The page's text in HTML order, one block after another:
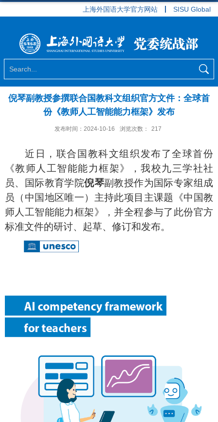
上海外国语大学官方网站 SISU Global
倪琴副教授参撰联合国教科文组织官方文件：全球首
份《教师人工智能能力框架》发布
发布时间：2024-10-16 浏览次数： 217
近日，联合国教科文组织发布了全球首份
《教师人工智能能力框架》，我校九三学社社
员、 国际教育学院倪琴副教授作为国际专家组成
员（中国地区唯一）主持此项目主课题《中国教
师人工智能能力框架》，并全程参与了此份官方
标准文件的研讨、起草、修订和发布。